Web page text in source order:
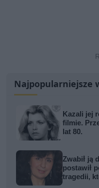
Najpopularniejsze
Kazali jej
filmie.
lat 80.
Zwabił ją
postawił
tragedii,